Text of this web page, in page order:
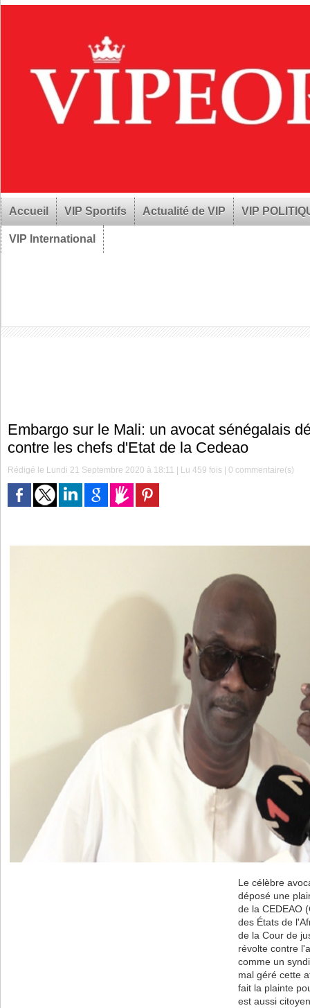
Accueil VIP Sportifs Actualité de VIP VIP
VIP International
Embargo sur le Mali: un avocat sénégalais
contre les chefs d'Etat de la Cedeao
Rédigé le Lundi 21 Septembre 2020 à 18:11 | Lu 459 fois |0 commentaire(s)
Le célèbre
déposé une
de la CEDEAO
des États de
de la Cour de
révolte contre
comme un
mal géré cette
fait la plainte
est aussi